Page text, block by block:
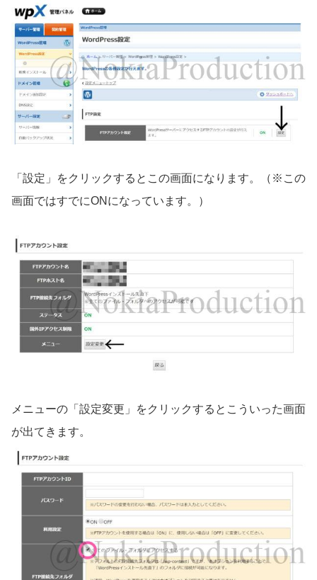
「設定」をクリックするとこの画面になります。（※この
画面ではすでにONになっています。）
メニューの「設定変更」をクリックするとこういった画面
が出てきます。